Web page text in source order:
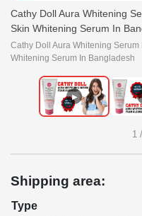
Cathy Doll Aura Whitening
Skin Whitening Serum In
Cathy Doll Aura Whitening
Whitening Serum In Bangladesh
▶
1
Shipping area:
Type